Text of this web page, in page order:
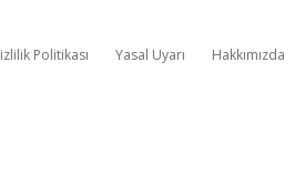
Politikası Yasal Uyarı Hakkımızda